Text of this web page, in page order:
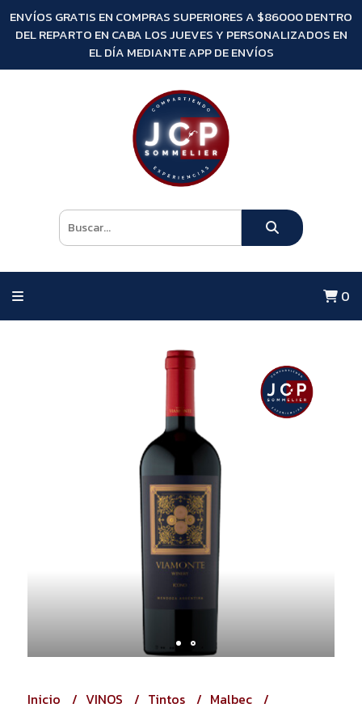
ENVÍOS GRATIS EN COMPRAS SUPERIORES A $86000 DENTRO
DEL REPARTO EN CABA LOS JUEVES Y PERSONALIZADOS EN
EL DÍA MEDIANTE APP DE ENVÍOS
0
Inicio VINOS Tintos
Malbec